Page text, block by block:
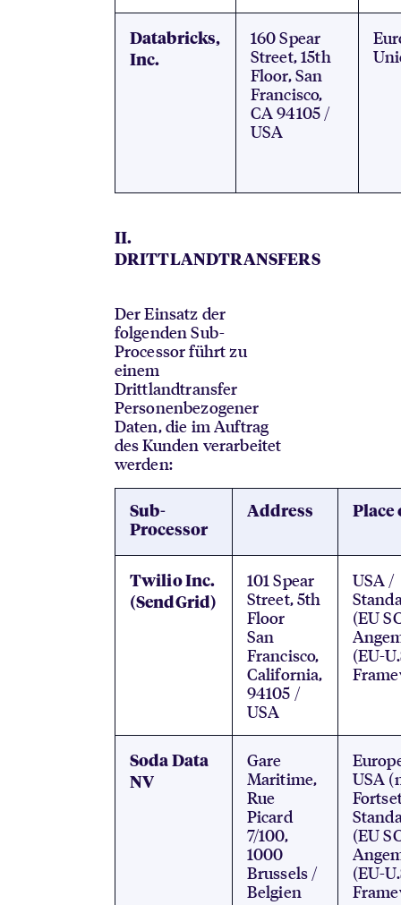
Databricks,
Inc.
160 Spear
Street, 15th
Floor, San
Francisco,
CA 94105 /
USA
II.
DRITTLANDTRANSFERS
Der Einsatz der
folgenden Sub-
Processor führt zu
einem
Drittlandtransfer
Personenbezogener
Daten, die im Auftrag
des Kunden verarbeitet
werden:
Sub-
Processor
Address Place
Twilio Inc.
(SendGrid)
101 Spear
Street, 5th
Floor
San
Francisco,
California,
94105 /
USA
USA /
(EU
(EU-
Soda Data
NV
Gare
Maritime,
Rue
Picard
7/100,
1000
Brussels /
Belgien
USA
(EU
(EU-